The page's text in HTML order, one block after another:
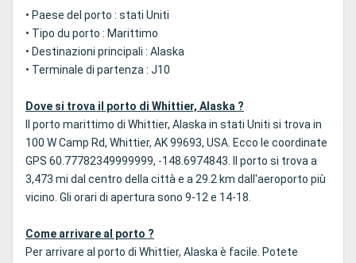
• Paese del porto : stati Uniti
• Tipo du porto : Marittimo
• Destinazioni principali : Alaska
• Terminale di partenza : J10
Dove si trova il porto di Whittier, Alaska ?
Il porto marittimo di Whittier, Alaska in stati Uniti si trova in
100 W Camp Rd, Whittier, AK 99693, USA. Ecco le coordinate
GPS 60.77782349999999, -148.6974843. Il porto si trova a
3,473 mi dal centro della città e a 29.2 km dall'aeroporto più
vicino. Gli orari di apertura sono 9-12 e 14-18.
Come arrivare al porto ?
Per arrivare al porto di Whittier, Alaska è facile. Potete